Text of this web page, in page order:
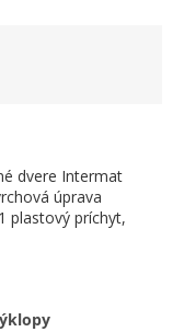
dvere Intermat
úprava
plastový príchyt,